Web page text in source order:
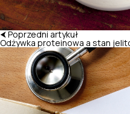
⮜ Poprzedni artykuł
Odżywka proteinowa a stan